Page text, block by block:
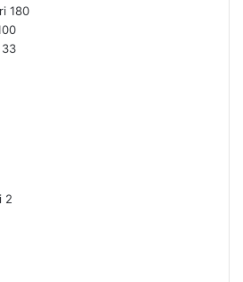
180
33
2